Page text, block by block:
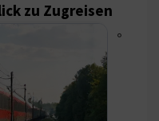
zu Zugreisen
◦